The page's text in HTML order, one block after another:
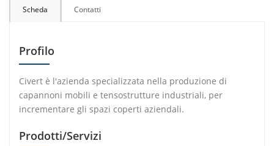
Scheda Contatti
Profilo
Civert è l'azienda specializzata nella produzione di
capannoni mobili e tensostrutture industriali, per
incrementare gli spazi coperti aziendali.
Prodotti/Servizi